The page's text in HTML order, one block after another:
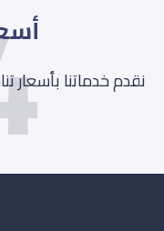
نقدم خدماتنا